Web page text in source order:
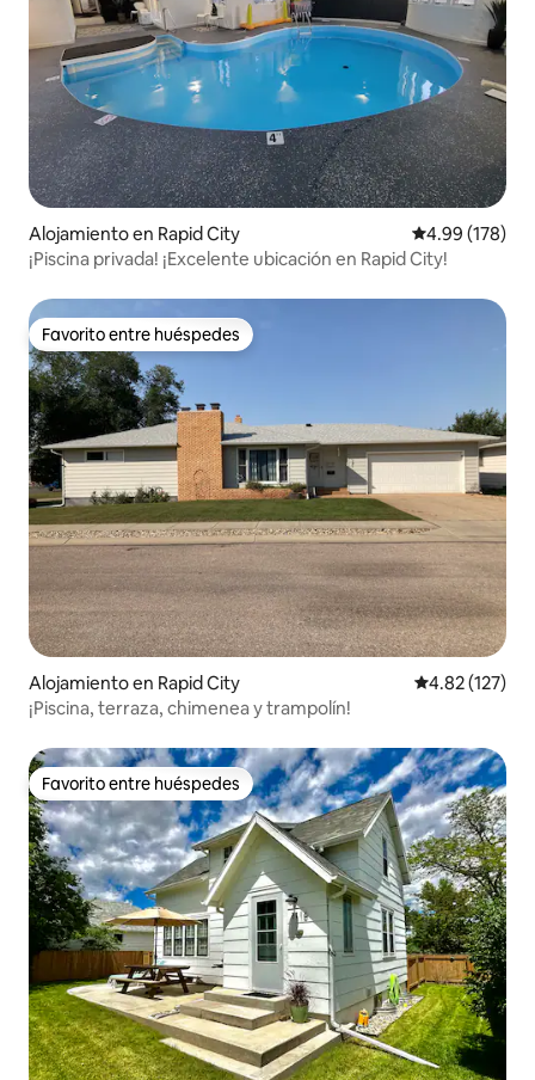
Alojamiento en Rapid City Calificación
4.99 (178)
¡Piscina privada! ¡Excelente ubicación en Rapid City!
Favorito entre huéspedes
Favorito entre huéspedes
Alojamiento en Rapid City Calificación
4.82 (127)
¡Piscina, terraza, chimenea y trampolín!
Favorito entre huéspedes
Favorito entre huéspedes